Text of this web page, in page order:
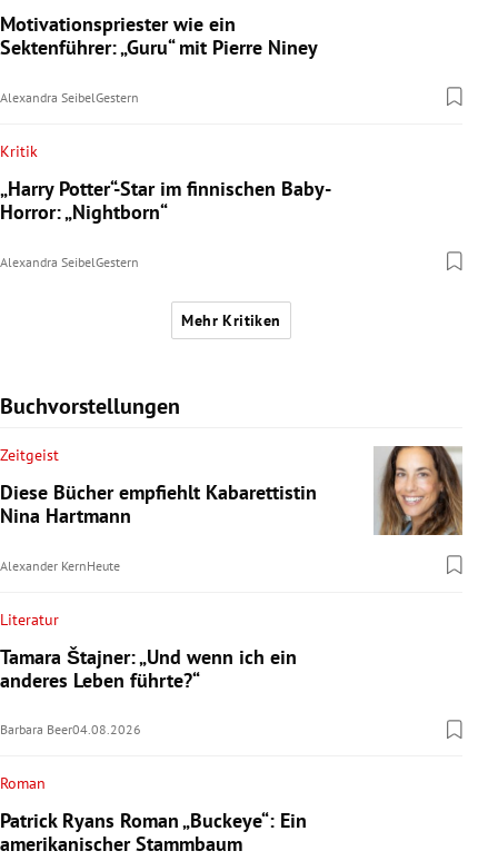
Motivationspriester wie ein
Sektenführer: „Guru“ mit Pierre Niney
Alexandra SeibelGestern
Kritik
„Harry Potter“-Star im finnischen Baby-
Horror: „Nightborn“
Alexandra SeibelGestern
Mehr Kritiken
Buchvorstellungen
Zeitgeist
Diese Bücher empfiehlt Kabarettistin
Nina Hartmann
Alexander KernHeute
Literatur
Tamara Štajner: „Und wenn ich ein
anderes Leben führte?“
Barbara Beer04.08.2026
Roman
Patrick Ryans Roman „Buckeye“: Ein
amerikanischer Stammbaum